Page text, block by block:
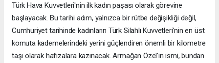
Türk Hava Kuvvetleri'nin ilk kadın paşası olarak görevine
başlayacak. Bu tarihi adım, yalnızca bir rütbe değişikliği değil,
Cumhuriyet tarihinde kadınların Türk Silahlı Kuvvetleri'nin en üst
komuta kademelerindeki yerini güçlendiren önemli bir kilometre
taşı olarak hafızalara kazınacak. Armağan Özel'in ismi, bundan